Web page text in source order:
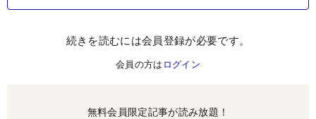
続きを読むには会員登録が必要です。
会員の方は ログイン
無料会員限定記事が読み放題！